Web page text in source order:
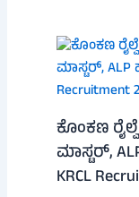
ಕೊಂಕಣ
ಮಾಸ್ಟರ್,
KRCL